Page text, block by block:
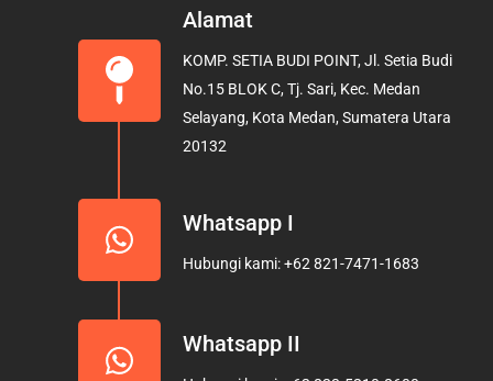
e
o
o
k
t
g
r
a
b
e
Alamat
KOMP. SETIA BUDI POINT, Jl. Setia Budi
No.15 BLOK C, Tj. Sari, Kec. Medan
Selayang, Kota Medan, Sumatera Utara
20132
Whatsapp I
Hubungi kami: +62 821-7471-1683
Whatsapp II